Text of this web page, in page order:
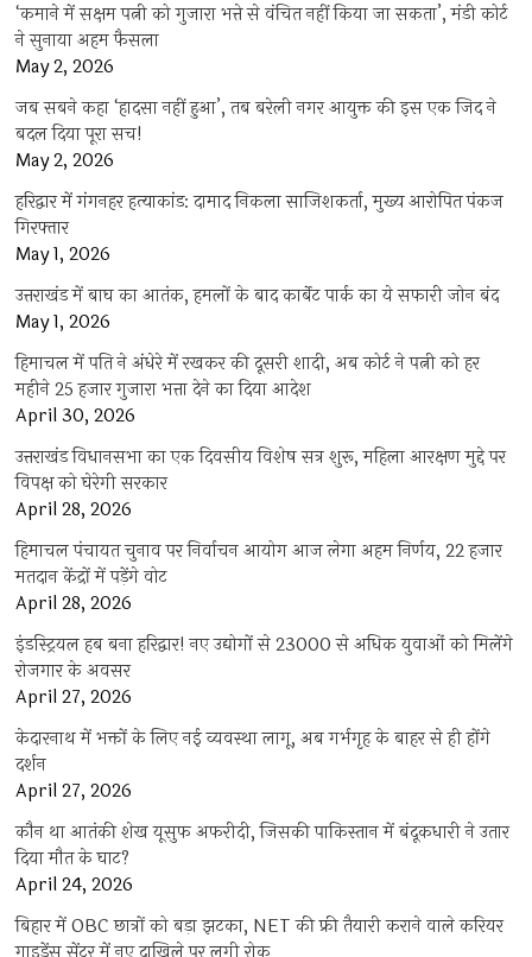
‘कमाने में सक्षम पत्नी को गुजारा भत्ते से वंचित नहीं किया जा सकता’, मंडी कोर्ट
ने सुनाया अहम फैसला
May 2, 2026
जब सबने कहा ‘हादसा नहीं हुआ’, तब बरेली नगर आयुक्त की इस एक जिद ने
बदल दिया पूरा सच!
May 2, 2026
हरिद्वार में गंगनहर हत्याकांड: दामाद निकला साजिशकर्ता, मुख्य आरोपित पंकज
गिरफ्तार
May 1, 2026
उत्तराखंड में बाघ का आतंक, हमलों के बाद कार्बेट पार्क का ये सफारी जोन बंद
May 1, 2026
हिमाचल में पति ने अंधेरे में रखकर की दूसरी शादी, अब कोर्ट ने पत्नी को हर
महीने 25 हजार गुजारा भत्ता देने का दिया आदेश
April 30, 2026
उत्तराखंड विधानसभा का एक दिवसीय विशेष सत्र शुरू, महिला आरक्षण मुद्दे पर
विपक्ष को घेरेगी सरकार
April 28, 2026
हिमाचल पंचायत चुनाव पर निर्वाचन आयोग आज लेगा अहम निर्णय, 22 हजार
मतदान केंद्रों में पड़ेंगे वोट
April 28, 2026
इंडस्ट्रियल हब बना हरिद्वार! नए उद्योगों से 23000 से अधिक युवाओं को मिलेंगे
रोजगार के अवसर
April 27, 2026
केदारनाथ में भक्तों के लिए नई व्यवस्था लागू, अब गर्भगृह के बाहर से ही होंगे
दर्शन
April 27, 2026
कौन था आतंकी शेख यूसुफ अफरीदी, जिसकी पाकिस्तान में बंदूकधारी ने उतार
दिया मौत के घाट?
April 24, 2026
बिहार में OBC छात्रों को बड़ा झटका, NET की फ्री तैयारी कराने वाले करियर